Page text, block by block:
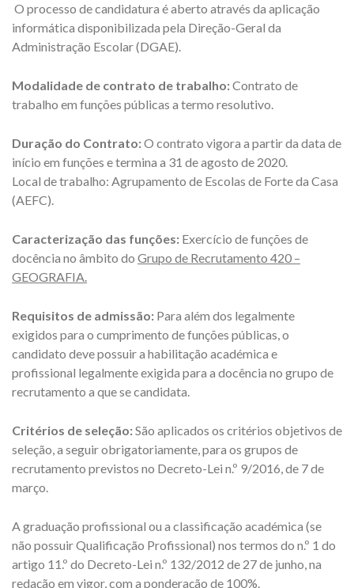
O processo de candidatura é aberto através da aplicação
informática disponibilizada pela Direção-Geral da
Administração Escolar (DGAE).
Modalidade de contrato de trabalho:Contrato de
trabalho em funções públicas a termo resolutivo.
Duração do Contrato:O contrato vigora a partir da data de
início em funções e termina a 31 de agosto de 2020.
Local de trabalho: Agrupamento de Escolas de Forte da Casa
(AEFC).
Caracterização das funções: Exercício de funções de
docência no âmbito do Grupo de Recrutamento 420 –
GEOGRAFIA.
Requisitos de admissão: Para além dos legalmente
exigidos para o cumprimento de funções públicas, o
candidato deve possuir a habilitação académica e
profissional legalmente exigida para a docência no grupo de
recrutamento a que se candidata.
Critérios de seleção:São aplicados os critérios objetivos de
seleção, a seguir obrigatoriamente, para os grupos de
recrutamento previstos no Decreto-Lei n.º 9/2016, de 7 de
março.
A graduação profissional ou a classificação académica (se
não possuir Qualificação Profissional) nos termos do n.º 1 do
artigo 11.º do Decreto-Lei n.º 132/2012 de 27 de junho, na
redação em vigor, com a ponderação de 100%.